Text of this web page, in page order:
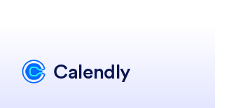
Calendly